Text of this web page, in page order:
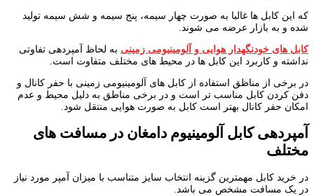
که این کابل ها غالبا به صورت چهار سیمه، پنج سیمه و شش سیمه تولید
شده و به بازار عرضه می شوند.
کابل های خودنگهدار هوایی و آلومینیومی زمینی به لحاظ آمپردهی تفاوتی
نداشته و کاربرد این کابل ها در محیط های مختلف متفاوت است.
در برخی از مناظق استفاده از کابل های آلومینیومی زمینی با حفر کانال و
دفن کردن کابل مناسب تر است و در برخی مناطق به دلیل محیط و عدم
امکان حفر کانال بهتر است کابل به صورت هوایی منتقل شود.
آمپردهی کابل آلومینیوم دامغان در مسافت های
مختلف
در خرید کابل مهمترین گزینه انتخاب سایز متناسب با میزان آمپر مورد نیاز
در یک مسافت مشخص می باشد.